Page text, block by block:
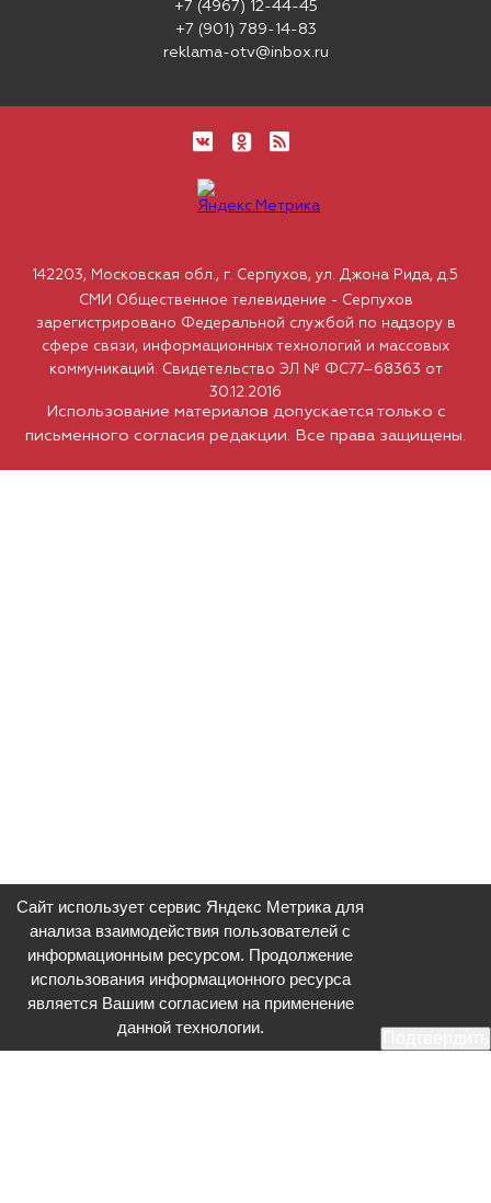
+7 (4967) 12-44-45
+7 (901) 789-14-83
reklama-otv@inbox.ru
Использование материалов допускается только с
письменного согласия редакции. Все права защищены.
142203, Московская обл., г. Серпухов, ул. Джона Рида, д.5
СМИ Общественное телевидение - Серпухов
зарегистрировано Федеральной службой по надзору в
сфере связи, информационных технологий и массовых
коммуникаций. Свидетельство ЭЛ № ФС77–68363 от
30.12.2016
Сайт использует сервис Яндекс Метрика для
анализа взаимодействия пользователей с
информационным ресурсом. Продолжение
использования информационного ресурса
является Вашим согласием на применение
данной технологии.